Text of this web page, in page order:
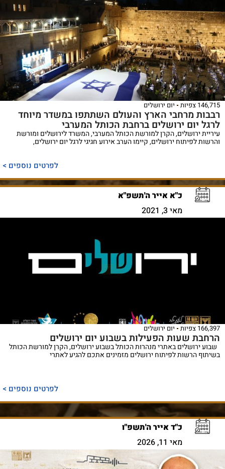
146,715 צפיות יום ירושלים
רבבות מרחבי הארץ והעולם השתתפו במשדר מיוחד
לרגל יום ירושלים ברחבת הכותל המערבי
עיריית ירושלים, הקרן למורשת הכותל המערבי, המשרד לירושלים ומורשת
והרשות לפיתוח ירושלים, קיימו הערב אירוע חגיגי לרגל יום ירושלים,
לפרטים נוספים >
כ"א אייר ה'תשפ"א
מאי 3, 2021
166,397 צפיות יום ירושלים
הרחבת שעות הפעילות בשבוע יום ירושלים
שבוע ירושלים באתרי מנהרות הכותל בשבוע ירושלים, הקרן למורשת הכותל
בשיתוף הרשות לפיתוח ירושלים מזמינים אתכם להגיע לאתרי
לפרטים נוספים >
כ"ד אייר ה'תשפ"ו
מאי 11, 2026